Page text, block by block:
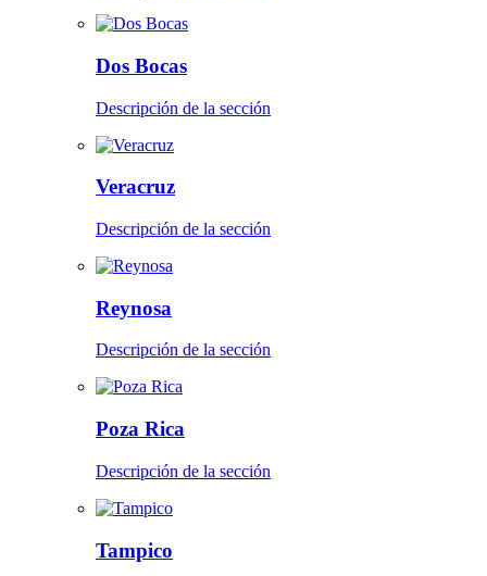
Dos Bocas
Descripción de la sección
Veracruz
Descripción de la sección
Reynosa
Descripción de la sección
Poza Rica
Descripción de la sección
Tampico